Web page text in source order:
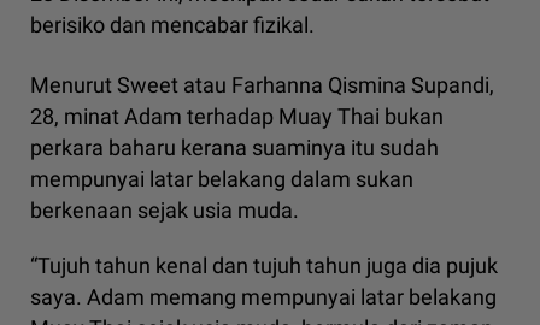
berisiko dan mencabar fizikal.
Menurut Sweet atau Farhanna Qismina Supandi,
28, minat Adam terhadap Muay Thai bukan
perkara baharu kerana suaminya itu sudah
mempunyai latar belakang dalam sukan
berkenaan sejak usia muda.
“Tujuh tahun kenal dan tujuh tahun juga dia pujuk
saya. Adam memang mempunyai latar belakang